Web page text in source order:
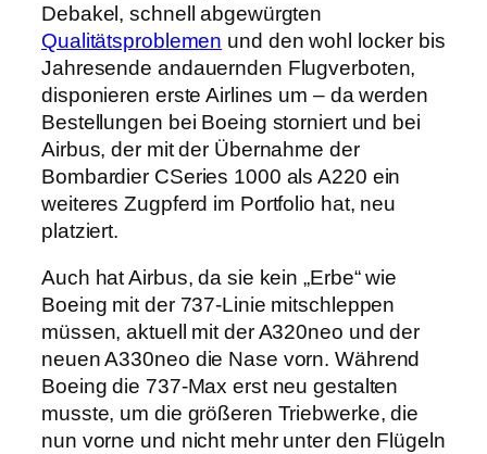
Debakel, schnell abgewürgten
Qualitätsproblemen und den wohl locker bis
Jahresende andauernden Flugverboten,
disponieren erste Airlines um – da werden
Bestellungen bei Boeing storniert und bei
Airbus, der mit der Übernahme der
Bombardier CSeries 1000 als A220 ein
weiteres Zugpferd im Portfolio hat, neu
platziert.
Auch hat Airbus, da sie kein „Erbe“ wie
Boeing mit der 737-Linie mitschleppen
müssen, aktuell mit der A320neo und der
neuen A330neo die Nase vorn. Während
Boeing die 737-Max erst neu gestalten
musste, um die größeren Triebwerke, die
nun vorne und nicht mehr unter den Flügeln